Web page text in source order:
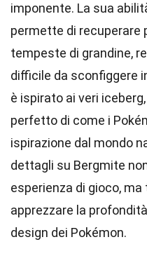
imponente. La sua
permette di recuperare
tempeste di grandine,
difficile da sconfiggere
è ispirato ai veri
perfetto di come i
ispirazione dal mondo
dettagli su Bergmite
esperienza di gioco,
apprezzare la
design dei Pokémon.